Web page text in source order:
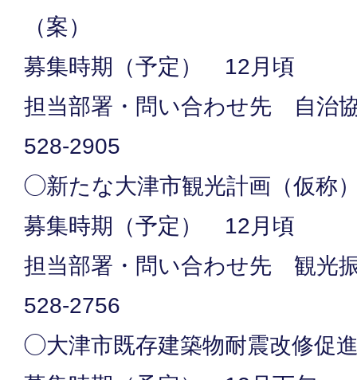
（案）
募集時期（予定） 12月頃
担当部署・問い合わせ先 自治
528-2905
◯新たな大津市観光計画（仮称
募集時期（予定） 12月頃
担当部署・問い合わせ先 観光
528-2756
◯大津市既存建築物耐震改修促